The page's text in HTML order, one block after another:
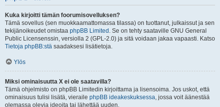
Kuka kirjoitti tämän foorumisovelluksen?
Tämä sovellus (sen muokkaamattomassa tilassa) on tuottanut, julkaissut ja sen
tekijänoikeudet omistaa phpBB Limited . Se on tehty saataville GNU General
Public Licensenssin, versiolla 2 (GPL-2.0) ja sitä voidaan jakaa vapaasti. Katso
Tietoja phpBB:stä saadaksesi lisätietoja.
Ylös
Miksi ominaisuutta X ei ole saatavilla?
Tämä ohjelmisto on phpBB Limitedin kirjoittama ja lisensoima. Jos uskot, että
ominaisuus tulisi lisätä, vieraile phpBB ideakeskuksessa, jossa voit äänestää
olemassa olevia ideoita tai lähettää uuden.